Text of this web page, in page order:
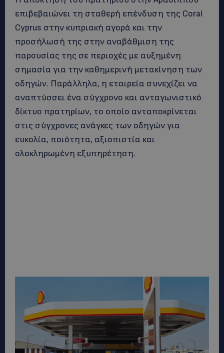
επιβεβαιώνει τη σταθερή επένδυση της Coral
Cyprus στην κυπριακή αγορά και την
προσήλωσή της στην αναβάθμιση της
παρουσίας της σε περιοχές με αυξημένη
σημασία για την καθημερινή μετακίνηση των
οδηγών. Παράλληλα, η εταιρεία συνεχίζει να
αναπτύσσει ένα σύγχρονο και ανταγωνιστικό
δίκτυο πρατηρίων, το οποίο ανταποκρίνεται
στις σύγχρονες ανάγκες των οδηγών για
ευκολία, ποιότητα, αξιοπιστία και
ολοκληρωμένη εξυπηρέτηση.